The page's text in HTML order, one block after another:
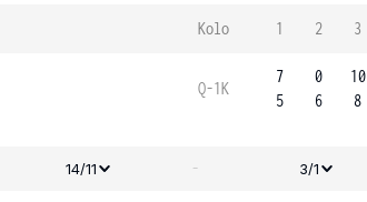
Kolo 1 2 3
Q-1K
7
5
0
6
10
8
14/11 - 3/1